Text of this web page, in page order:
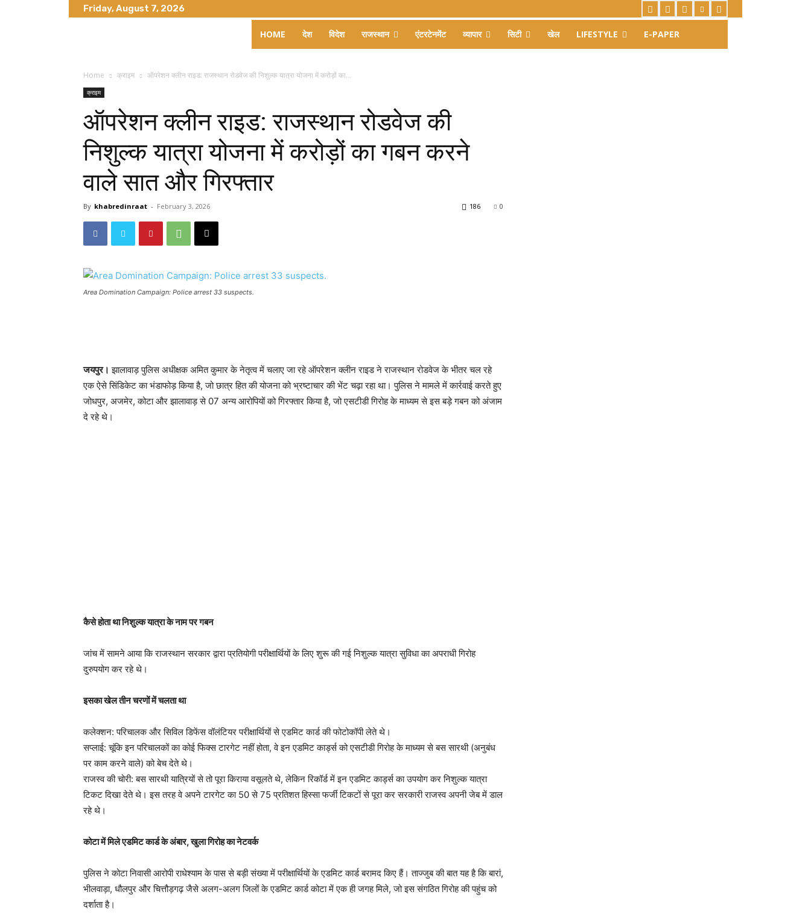
Friday, August 7, 2026
HOME देश विदेश राजस्थान एंटरटेनमेंट व्यापार सिटी खेल LIFESTYLE E-PAPER
Home क्राइम ऑपरेशन क्लीन राइड: राजस्थान रोडवेज की निशुल्क यात्रा योजना में करोड़ों का...
क्राइम
ऑपरेशन क्लीन राइड: राजस्थान रोडवेज की
निशुल्क यात्रा योजना में करोड़ों का गबन करने
वाले सात और गिरफ्तार
By khabredinraat - February 3, 2026 0
186
Area Domination Campaign: Police arrest 33 suspects.
जयपुर। झालावाड़ पुलिस अधीक्षक अमित कुमार के नेतृत्व में चलाए जा रहे ऑपरेशन क्लीन राइड ने राजस्थान रोडवेज के भीतर चल रहे
एक ऐसे सिंडिकेट का भंडाफोड़ किया है, जो छात्र हित की योजना को भ्रष्टाचार की भेंट चढ़ा रहा था। पुलिस ने मामले में कार्रवाई करते हुए
जोधपुर, अजमेर, कोटा और झालावाड़ से 07 अन्य आरोपियों को गिरफ्तार किया है, जो एसटीडी गिरोह के माध्यम से इस बड़े गबन को अंजाम
दे रहे थे।
कैसे होता था निशुल्क यात्रा के नाम पर गबन
जांच में सामने आया कि राजस्थान सरकार द्वारा प्रतियोगी परीक्षार्थियों के लिए शुरू की गई निशुल्क यात्रा सुविधा का अपराधी गिरोह
दुरुपयोग कर रहे थे।
इसका खेल तीन चरणों में चलता था
कलेक्शन: परिचालक और सिविल डिफेंस वॉलंटियर परीक्षार्थियों से एडमिट कार्ड की फोटोकॉपी लेते थे।
सप्लाई: चूंकि इन परिचालकों का कोई फिक्स टारगेट नहीं होता, वे इन एडमिट कार्ड्स को एसटीडी गिरोह के माध्यम से बस सारथी (अनुबंध
पर काम करने वाले) को बेच देते थे।
राजस्व की चोरी: बस सारथी यात्रियों से तो पूरा किराया वसूलते थे, लेकिन रिकॉर्ड में इन एडमिट कार्ड्स का उपयोग कर निशुल्क यात्रा
टिकट दिखा देते थे। इस तरह वे अपने टारगेट का 50 से 75 प्रतिशत हिस्सा फर्जी टिकटों से पूरा कर सरकारी राजस्व अपनी जेब में डाल
रहे थे।
कोटा में मिले एडमिट कार्ड के अंबार, खुला गिरोह का नेटवर्क
पुलिस ने कोटा निवासी आरोपी राधेश्याम के पास से बड़ी संख्या में परीक्षार्थियों के एडमिट कार्ड बरामद किए हैं। ताज्जुब की बात यह है कि बारां,
भीलवाड़ा, धौलपुर और चित्तौड़गढ़ जैसे अलग-अलग जिलों के एडमिट कार्ड कोटा में एक ही जगह मिले, जो इस संगठित गिरोह की पहुंच को
दर्शाता है।